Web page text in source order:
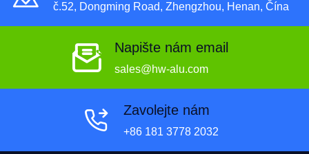
č.52, Dongming Road, Zhengzhou, Henan, Čína
Napište nám email
sales@hw-alu.com
Zavolejte nám
+86 181 3778 2032